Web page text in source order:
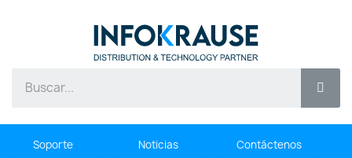
Soporte Noticias Contáctenos